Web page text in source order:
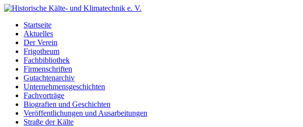
Startseite
Aktuelles
Der Verein
Frigotheum
Fachbibliothek
Firmenschriften
Gutachtenarchiv
Unternehmensgeschichten
Fachvorträge
Biografien und Geschichten
Veröffentlichungen und Ausarbeitungen
Straße der Kälte